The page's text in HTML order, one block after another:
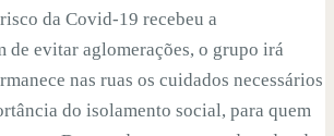
da Covid-19 recebeu a
de evitar aglomerações, o grupo irá
nas ruas os cuidados necessários
do isolamento social, para quem